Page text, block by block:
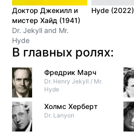
Доктор Джекилл и
мистер Хайд (1941)
Dr. Jekyll and Mr.
Hyde
Hyde (2022)
В главных ролях:
Фредрик Марч
Dr. Henry Jekyll / Mr.
Hyde
Холмс Херберт
Dr. Lanyon